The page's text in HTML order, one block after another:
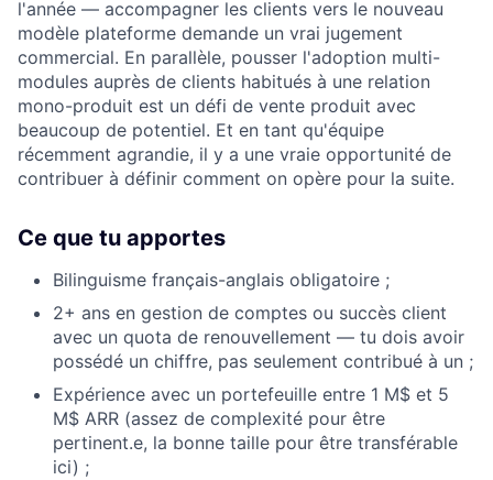
l'année — accompagner les clients vers le nouveau
modèle plateforme demande un vrai jugement
commercial. En parallèle, pousser l'adoption multi-
modules auprès de clients habitués à une relation
mono-produit est un défi de vente produit avec
beaucoup de potentiel. Et en tant qu'équipe
récemment agrandie, il y a une vraie opportunité de
contribuer à définir comment on opère pour la suite.
Ce que tu apportes
Bilinguisme français-anglais obligatoire ;
2+ ans en gestion de comptes ou succès client
avec un quota de renouvellement — tu dois avoir
possédé un chiffre, pas seulement contribué à un ;
Expérience avec un portefeuille entre 1 M$ et 5
M$ ARR (assez de complexité pour être
pertinent.e, la bonne taille pour être transférable
ici) ;